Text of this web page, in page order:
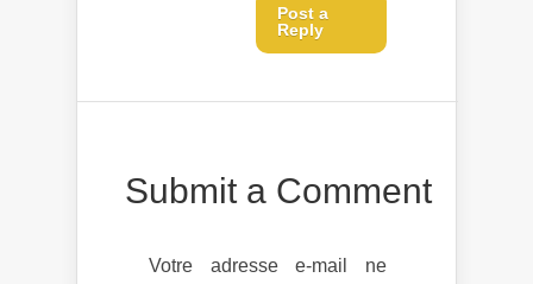
Post a
Reply
Submit a Comment
Votre adresse e-mail ne